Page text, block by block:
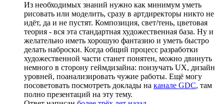
Из необходимых знаний нужно как минимум уметь
рисовать или моделить, сразу в артдиректоры никто не
идёт, да и не пустят. Композиция, свет/тень, цветовая
теория - вся эта стандартная художественная база. Ну и
желательно иметь хорошую фантазию и уметь быстро
делать наброски. Когда общий процесс разработки
художественной части станет понятен, можно двинуть
немного в сторону геймдизайна: поизучать UX, дизайн
уровней, поанализировать чужие работы. Ещё могу
посоветовать посмотреть доклады на канале GDC, там
полно презентаций на эту тему.